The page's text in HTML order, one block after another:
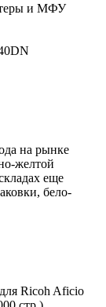
и МФУ
на рынке
желтой
еще
бело-
Ricoh Aficio